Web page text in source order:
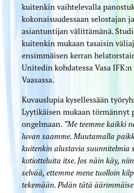
kuitenkin vaihtelevalla
kokonaisuudessaan selostajan
asiantuntijan välittämänä.
kuitenkin mukaan tasaisin
ensimmäisen kerran
Unitedin kohdatessa Vasa IFK:n
Vaasassa.
Kuvauslupia kysellessään
Lyytikäisen mukaan törmännyt
ongelmaan. ”Me teemme kaikki
luvan saamme. Muutamalla
kuitenkin alustavia suunnitelmia
kotiotteluita itse. Jos näin käy, niin
selvää, ettemme mene tuolloin
tekemään. Pidän tätä